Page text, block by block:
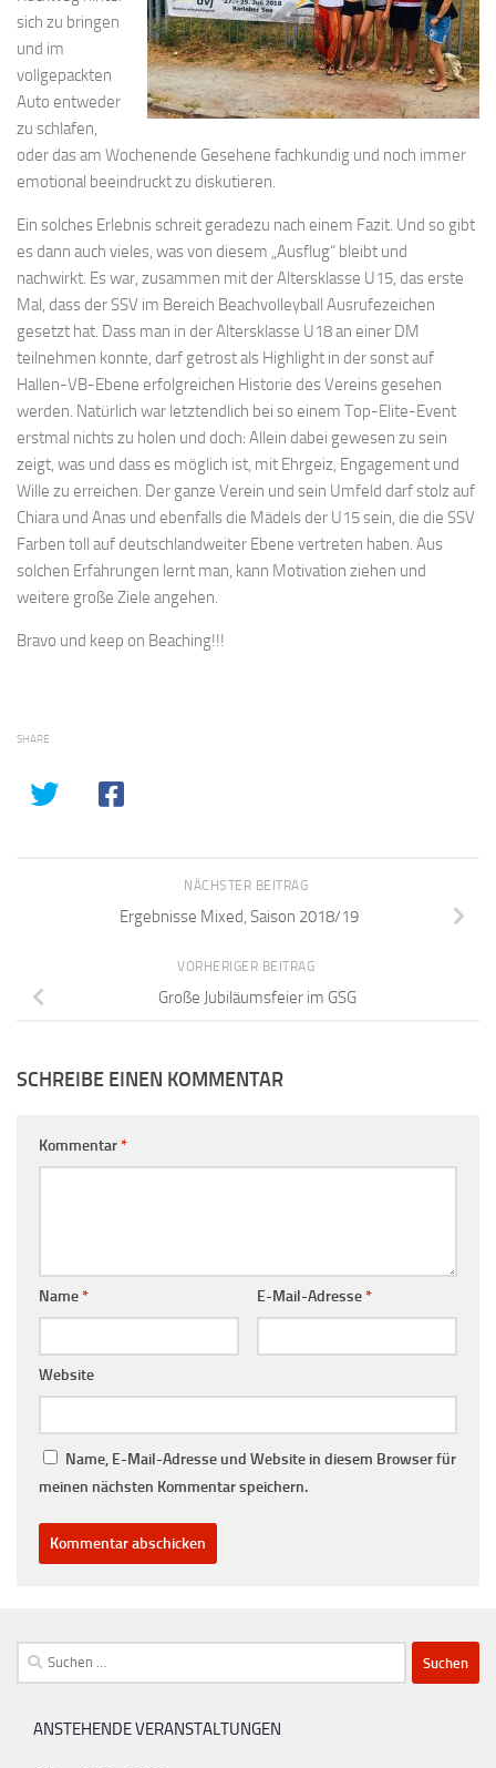
sich zu bringen
und im
vollgepackten
Auto entweder
zu schlafen,
oder das am Wochenende Gesehene fachkundig und noch immer
emotional beeindruckt zu diskutieren.
Ein solches Erlebnis schreit geradezu nach einem Fazit. Und so gibt
es dann auch vieles, was von diesem „Ausflug“ bleibt und
nachwirkt. Es war, zusammen mit der Altersklasse U15, das erste
Mal, dass der SSV im Bereich Beachvolleyball Ausrufezeichen
gesetzt hat. Dass man in der Altersklasse U18 an einer DM
teilnehmen konnte, darf getrost als Highlight in der sonst auf
Hallen-VB-Ebene erfolgreichen Historie des Vereins gesehen
werden. Natürlich war letztendlich bei so einem Top-Elite-Event
erstmal nichts zu holen und doch: Allein dabei gewesen zu sein
zeigt, was und dass es möglich ist, mit Ehrgeiz, Engagement und
Wille zu erreichen. Der ganze Verein und sein Umfeld darf stolz auf
Chiara und Anas und ebenfalls die Mädels der U15 sein, die die SSV
Farben toll auf deutschlandweiter Ebene vertreten haben. Aus
solchen Erfahrungen lernt man, kann Motivation ziehen und
weitere große Ziele angehen.
Bravo und keep on Beaching!!!
SHARE
NÄCHSTER BEITRAG
Ergebnisse Mixed, Saison 2018/19
VORHERIGER BEITRAG
Große Jubiläumsfeier im GSG
SCHREIBE EINEN KOMMENTAR
Kommentar*
Name* E-Mail-Adresse*
Website
Name, E-Mail-Adresse und Website in diesem Browser für
meinen nächsten Kommentar speichern.
Suchen
nach:
ANSTEHENDE VERANSTALTUNGEN